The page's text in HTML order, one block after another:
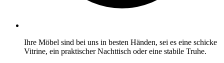
Ihre Möbel sind bei uns in besten Händen, sei es eine schicke
Vitrine, ein praktischer Nachttisch oder eine stabile Truhe.